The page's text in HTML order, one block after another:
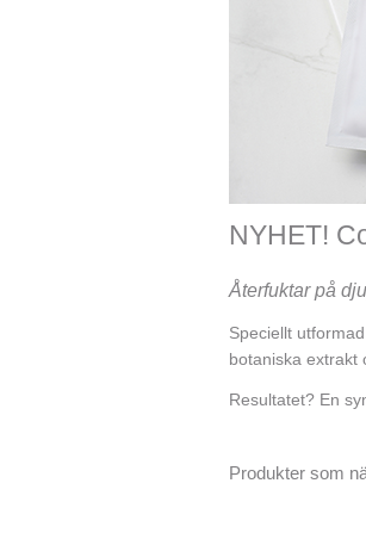
NYHET!
Återfuktar på
Speciellt
botaniska extrakt
Resultatet? En
Produkter som